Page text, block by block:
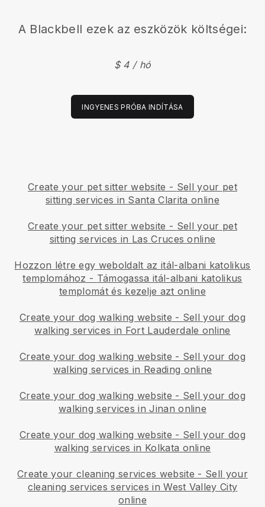
A Blackbell ezek az eszközök költségei:
$ 4 / hó
INGYENES PRÓBA INDÍTÁSA
Create your pet sitter website - Sell your pet
sitting services in Santa Clarita online
Create your pet sitter website - Sell your pet
sitting services in Las Cruces online
Hozzon létre egy weboldalt az itál-albani katolikus
templomához - Támogassa itál-albani katolikus
templomát és kezelje azt online
Create your dog walking website - Sell your dog
walking services in Fort Lauderdale online
Create your dog walking website - Sell your dog
walking services in Reading online
Create your dog walking website - Sell your dog
walking services in Jinan online
Create your dog walking website - Sell your dog
walking services in Kolkata online
Create your cleaning services website - Sell your
cleaning services services in West Valley City
online